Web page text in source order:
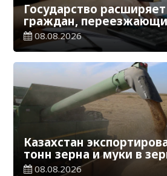
Государство
граждан,
регионы для работы
08.08.2026
Казахстан
тонн зерна и муки в
эквиваленте
08.08.2026